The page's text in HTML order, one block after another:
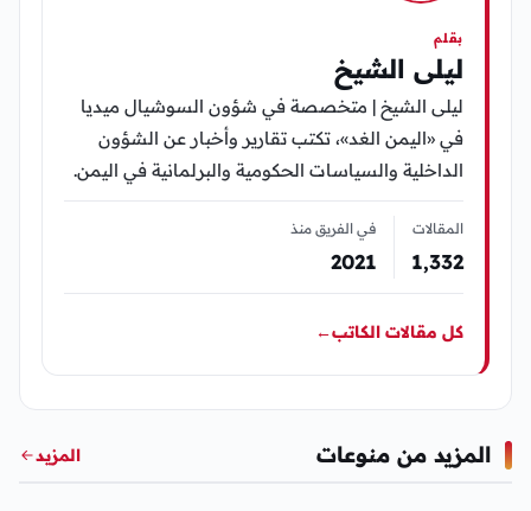
بقلم
ليلى الشيخ
ليلى الشيخ | متخصصة في شؤون السوشيال ميديا
في «اليمن الغد»، تكتب تقارير وأخبار عن الشؤون
الداخلية والسياسات الحكومية والبرلمانية في اليمن.
المقالات
1٬332
في الفريق منذ
2021
كل مقالات الكاتب←
المزيد من منوعات المزيد